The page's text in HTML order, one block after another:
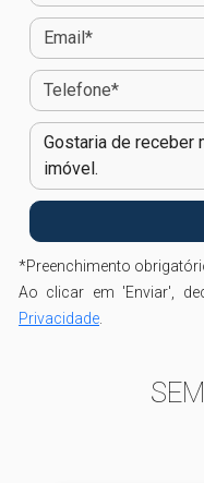
*Preenchimento
Ao clicar em 'Enviar',
Privacidade